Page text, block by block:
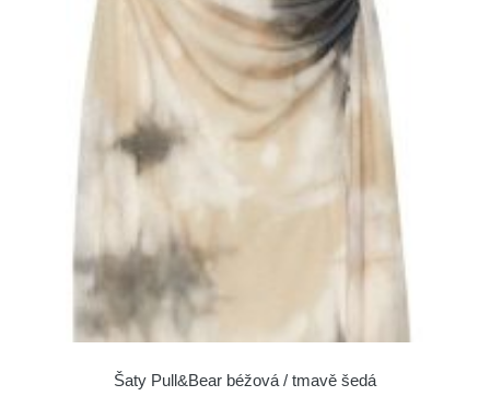
Šaty Pull&Bear béžová / tmavě šedá